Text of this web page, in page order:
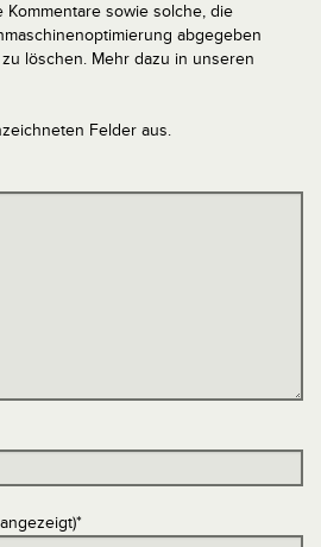
sowie solche, die
abgegeben
löschen. Mehr dazu in unseren
Felder aus.
*